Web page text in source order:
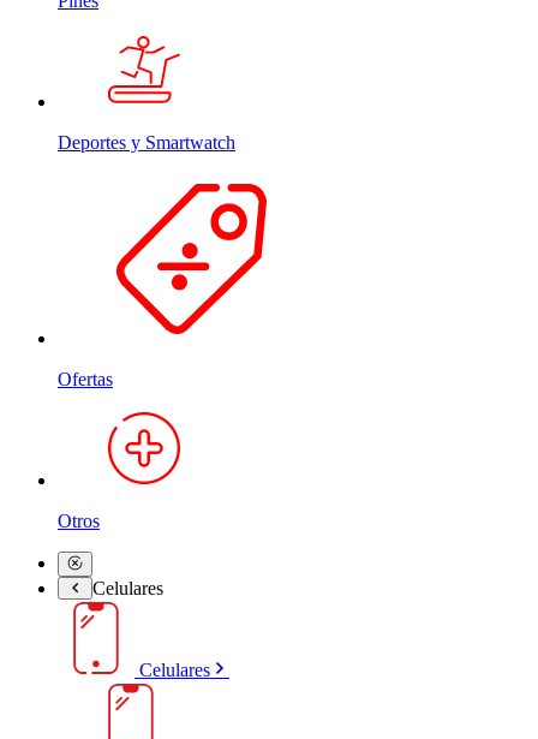
Deportes y Smartwatch
Ofertas
Otros
Celulares
Celulares